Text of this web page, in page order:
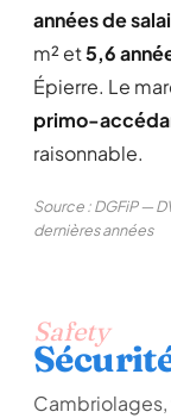
années de
m² et5,6
Épierre. Le
primo-
raisonnable.
Source : DGFiP —
dernières années
Safety
Cambriolages,